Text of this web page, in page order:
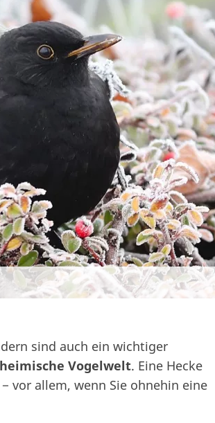
sind auch ein wichtiger
Vogelwelt. Eine Hecke
vor allem, wenn Sie ohnehin eine